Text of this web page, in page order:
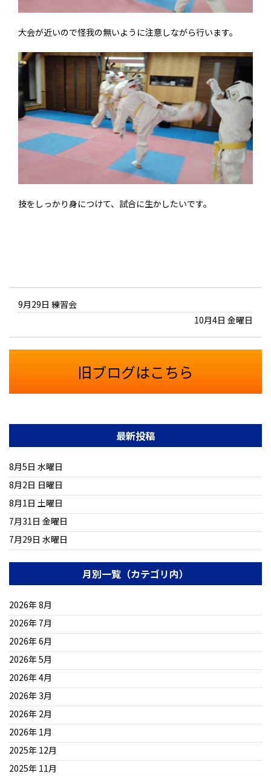
大会が近いので怪我の無いように注意しながら行います。
技をしっかり身につけて、試合に生かしたいです。
9月29日 練習会
10月4日 金曜日
旧ブログはこちら
最新投稿
8月5日 水曜日
8月2日 日曜日
8月1日 土曜日
7月31日 金曜日
7月29日 水曜日
月別一覧（カテゴリ内）
2026年 8月
2026年 7月
2026年 6月
2026年 5月
2026年 4月
2026年 3月
2026年 2月
2026年 1月
2025年 12月
2025年 11月